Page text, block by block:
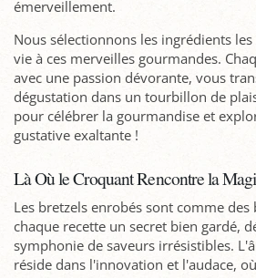
émerveillement.
Nous sélectionnons les ingrédients
vie à ces merveilles gourmandes.
avec une passion dévorante, vous
dégustation dans un tourbillon de
pour célébrer la gourmandise et
gustative exaltante !
Là Où le Croquant Rencontre la
Les bretzels enrobés sont comme
chaque recette un secret bien gardé,
symphonie de saveurs irrésistibles.
réside dans l'innovation et l'audace,